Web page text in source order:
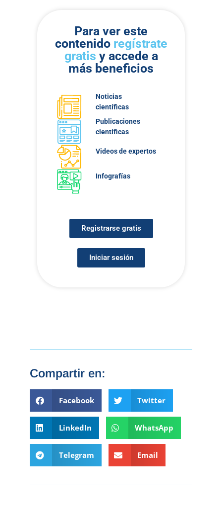
Para ver este
contenido regístrate
gratis y accede a
más beneficios
Noticias
científicas
Publicaciones
científicas
Videos de expertos
Infografías
Registrarse gratis
Iniciar sesión
Compartir en:
Facebook Twitter
LinkedIn WhatsApp
Telegram Email